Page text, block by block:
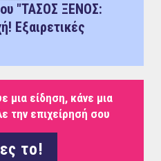
"ΤΑΣΟΣ ΞΕΝΟΣ:
Εξαιρετικές
μια είδηση, κάνε μια
την επιχείρησή σου
το!